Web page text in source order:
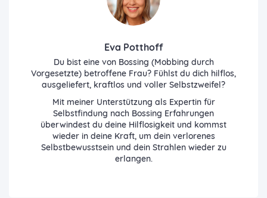
Eva Potthoff
Du bist eine von Bossing (Mobbing durch
Vorgesetzte) betroffene Frau? Fühlst du dich hilflos,
ausgeliefert, kraftlos und voller Selbstzweifel?
Mit meiner Unterstützung als Expertin für
Selbstfindung nach Bossing Erfahrungen
überwindest du deine Hilflosigkeit und kommst
wieder in deine Kraft, um dein verlorenes
Selbstbewusstsein und dein Strahlen wieder zu
erlangen.